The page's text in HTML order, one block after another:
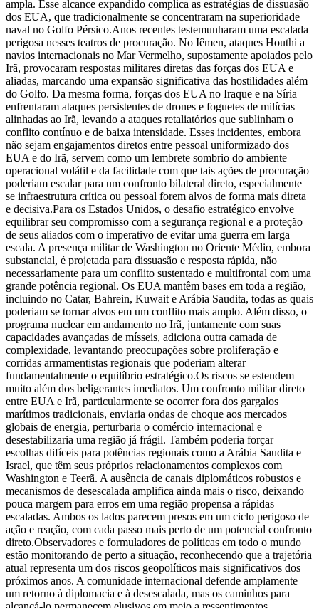
ampla. Esse alcance expandido complica as estratégias de dissuasão
dos EUA, que tradicionalmente se concentraram na superioridade
naval no Golfo Pérsico.Anos recentes testemunharam uma escalada
perigosa nesses teatros de procuração. No Iêmen, ataques Houthi a
navios internacionais no Mar Vermelho, supostamente apoiados pelo
Irã, provocaram respostas militares diretas das forças dos EUA e
aliadas, marcando uma expansão significativa das hostilidades além
do Golfo. Da mesma forma, forças dos EUA no Iraque e na Síria
enfrentaram ataques persistentes de drones e foguetes de milícias
alinhadas ao Irã, levando a ataques retaliatórios que sublinham o
conflito contínuo e de baixa intensidade. Esses incidentes, embora
não sejam engajamentos diretos entre pessoal uniformizado dos
EUA e do Irã, servem como um lembrete sombrio do ambiente
operacional volátil e da facilidade com que tais ações de procuração
poderiam escalar para um confronto bilateral direto, especialmente
se infraestrutura crítica ou pessoal forem alvos de forma mais direta
e decisiva.Para os Estados Unidos, o desafio estratégico envolve
equilibrar seu compromisso com a segurança regional e a proteção
de seus aliados com o imperativo de evitar uma guerra em larga
escala. A presença militar de Washington no Oriente Médio, embora
substancial, é projetada para dissuasão e resposta rápida, não
necessariamente para um conflito sustentado e multifrontal com uma
grande potência regional. Os EUA mantêm bases em toda a região,
incluindo no Catar, Bahrein, Kuwait e Arábia Saudita, todas as quais
poderiam se tornar alvos em um conflito mais amplo. Além disso, o
programa nuclear em andamento no Irã, juntamente com suas
capacidades avançadas de mísseis, adiciona outra camada de
complexidade, levantando preocupações sobre proliferação e
corridas armamentistas regionais que poderiam alterar
fundamentalmente o equilíbrio estratégico.Os riscos se estendem
muito além dos beligerantes imediatos. Um confronto militar direto
entre EUA e Irã, particularmente se ocorrer fora dos gargalos
marítimos tradicionais, enviaria ondas de choque aos mercados
globais de energia, perturbaria o comércio internacional e
desestabilizaria uma região já frágil. Também poderia forçar
escolhas difíceis para potências regionais como a Arábia Saudita e
Israel, que têm seus próprios relacionamentos complexos com
Washington e Teerã. A ausência de canais diplomáticos robustos e
mecanismos de desescalada amplifica ainda mais o risco, deixando
pouca margem para erros em uma região propensa a rápidas
escaladas. Ambos os lados parecem presos em um ciclo perigoso de
ação e reação, com cada passo mais perto de um potencial confronto
direto.Observadores e formuladores de políticas em todo o mundo
estão monitorando de perto a situação, reconhecendo que a trajetória
atual representa um dos riscos geopolíticos mais significativos dos
próximos anos. A comunidade internacional defende amplamente
um retorno à diplomacia e à desescalada, mas os caminhos para